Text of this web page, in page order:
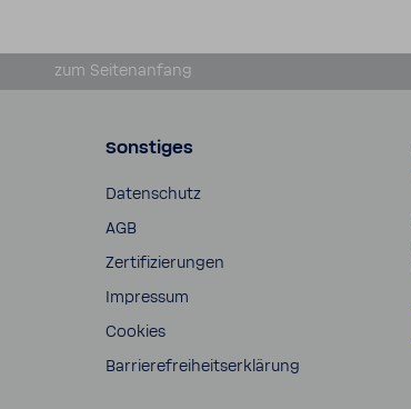
zum Seiten­an­fang
Sonstiges
Daten­schutz
AGB
Zerti­fi­zie­rungen
Impressum
Cookies
Barrie­re­frei­heits­er­klä­rung